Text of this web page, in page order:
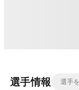
選手情報